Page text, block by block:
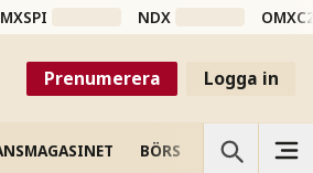
NDX
Prenumerera Logga in
BÖRS VETENSKAP